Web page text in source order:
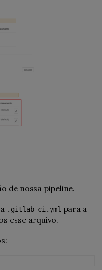
de nossa pipeline.
.gitlab-ci.yml para a
esse arquivo.